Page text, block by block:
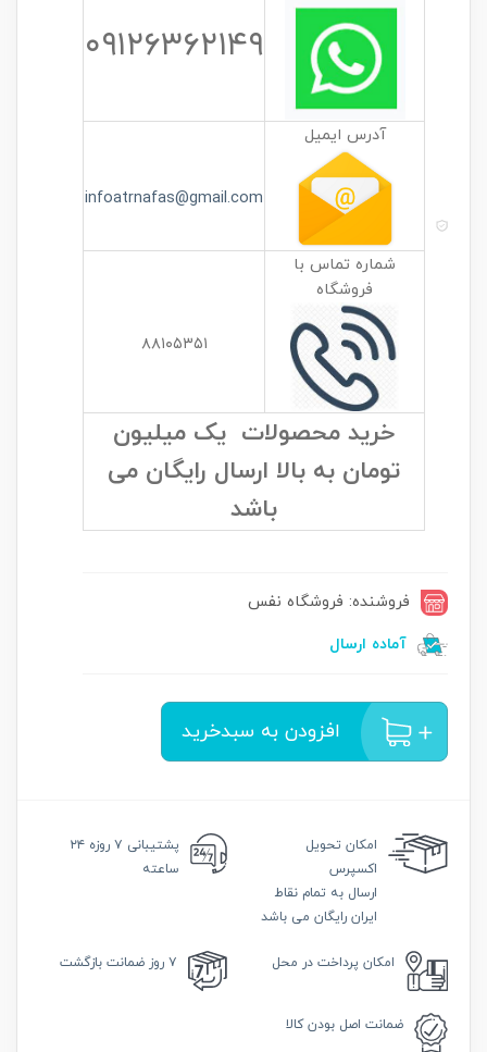
۰۹۱۲۶۳۶۲۱۴۹
آدرس ایمیل
infoatrnafas@gmail.com
شماره تماس با
فروشگاه
۸۸۱۰۵۳۵۱
خرید محصولات یک میلیون
تومان به بالا ارسال رایگان می
باشد
فروشنده: فروشگاه نفس
آماده ارسال
افزودن به سبدخرید
امکان تحویل
اکسپرس
ارسال به تمام نقاط
ایران رایگان می باشد
پشتیبانی
۷ روزه ۲۴
ساعته
امکان پرداخت در محل ۷ روز ضمانت بازگشت
ضمانت اصل بودن کالا